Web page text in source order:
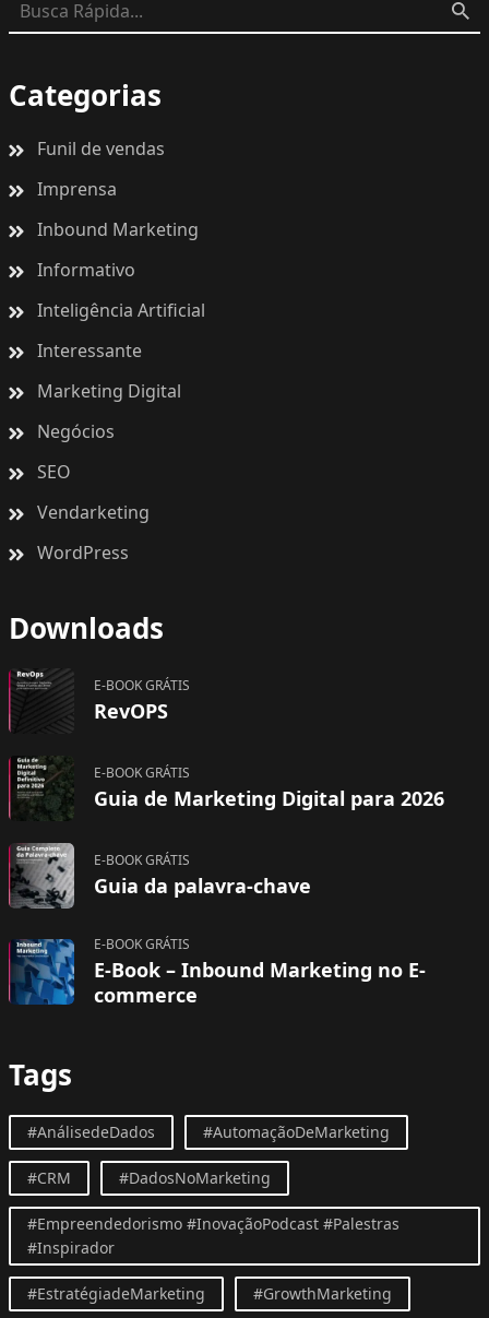
Categorias
Funil de vendas
Imprensa
Inbound Marketing
Informativo
Inteligência Artificial
Interessante
Marketing Digital
Negócios
SEO
Vendarketing
WordPress
Downloads
E-BOOK GRÁTIS
RevOPS
E-BOOK GRÁTIS
Guia de Marketing Digital para 2026
E-BOOK GRÁTIS
Guia da palavra-chave
E-BOOK GRÁTIS
E-Book – Inbound Marketing no E-
commerce
Tags
#AnálisedeDados #AutomaçãoDeMarketing
#CRM #DadosNoMarketing
#Empreendedorismo #InovaçãoPodcast #Palestras
#Inspirador
#EstratégiadeMarketing #GrowthMarketing